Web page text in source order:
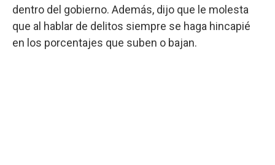
dentro del gobierno. Además, dijo que le molesta
que al hablar de delitos siempre se haga hincapié
en los porcentajes que suben o bajan.